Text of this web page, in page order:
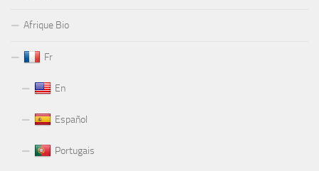
Afrique Bio
Fr
En
Español
Portugais